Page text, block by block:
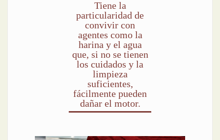
Tiene la
particularidad de
convivir con
agentes como la
harina y el agua
que, si no se tienen
los cuidados y la
limpieza
suficientes,
fácilmente pueden
dañar el motor.